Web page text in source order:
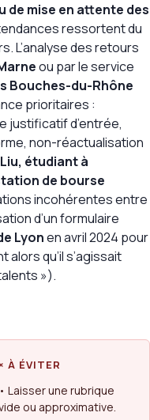
de mise en attente des
ressortent du
L’analyse des retours
ou par le service
Bouches-du-Rhône
prioritaires :
justificatif d’entrée,
non-réactualisation
étudiant à
de bourse
incohérentes entre
d’un formulaire
Lyonen avril 2024 pour
qu’il s’agissait
»).
× À ÉVITER
• Laisser une rubrique
ou approximative.